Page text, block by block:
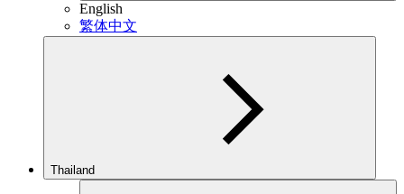
English
繁体中文
Thailand